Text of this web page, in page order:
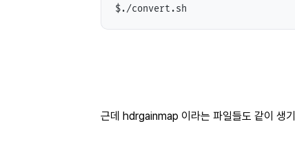
$./convert.sh
근데 hdrgainmap 이라는 파일들도 같이 생